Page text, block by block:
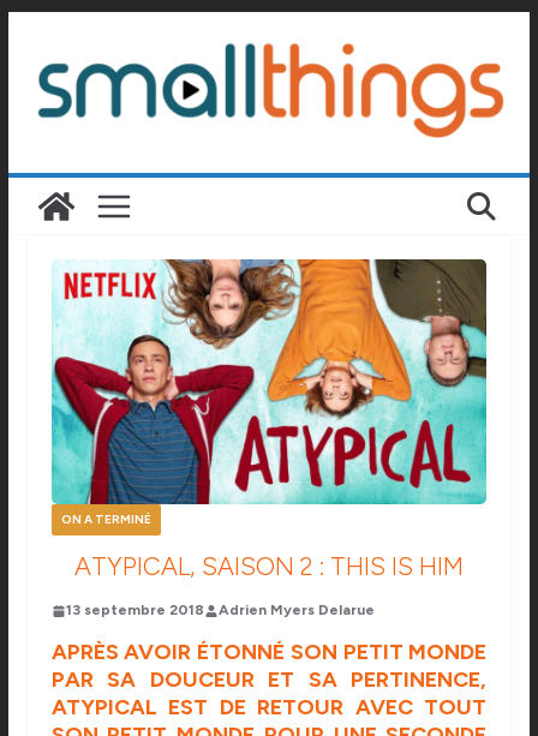
contenu
ON A TERMINÉ
ATYPICAL, SAISON 2 : THIS IS HIM
13 septembre 2018 Adrien Myers Delarue
APRÈS AVOIR ÉTONNÉ SON PETIT MONDE
PAR SA DOUCEUR ET SA PERTINENCE,
ATYPICAL EST DE RETOUR AVEC TOUT